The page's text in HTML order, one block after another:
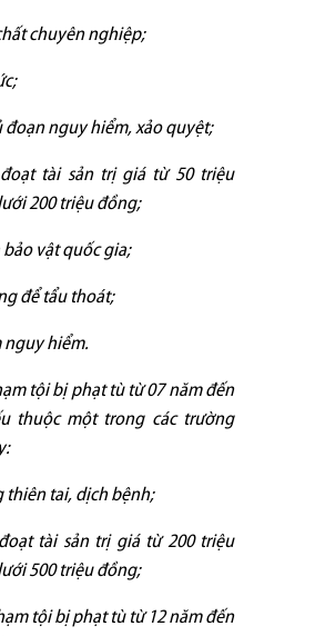
chuyên nghiệp;
đoạn nguy hiểm, xảo quyệt;
tài sản trị giá từ 50 triệu
200 triệu đồng;
bảo vật quốc gia;
để tẩu thoát;
nguy hiểm.
tội bị phạt tù từ 07 năm đến
thuộc một trong các trường
thiên tai, dịch bệnh;
tài sản trị giá từ 200 triệu
500 triệu đồng;
tội bị phạt tù từ 12 năm đến